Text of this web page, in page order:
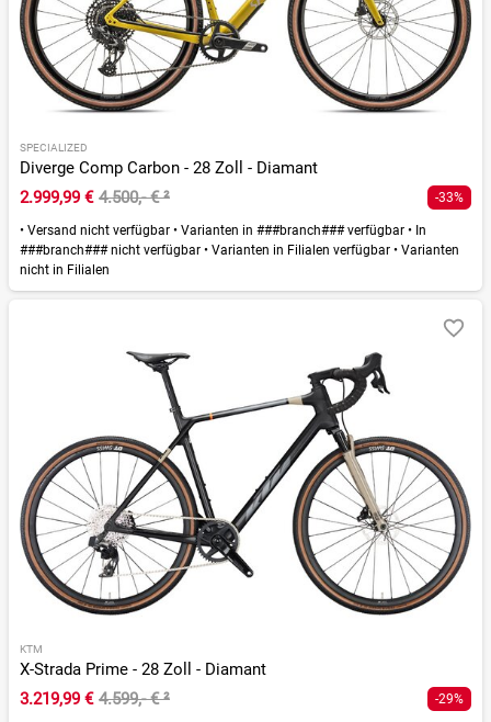
SPECIALIZED
Diverge Comp Carbon - 28 Zoll - Diamant
2.999,99 € 4.500,- €² -33%
• Versand nicht verfügbar • Varianten in ###branch### verfügbar • In
###branch### nicht verfügbar • Varianten in Filialen verfügbar • Varianten
nicht in Filialen
KTM
X-Strada Prime - 28 Zoll - Diamant
3.219,99 € 4.599,- €² -29%